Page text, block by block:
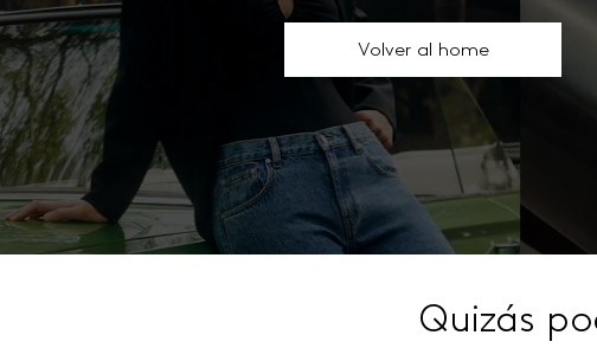
Volver al home
Quizás